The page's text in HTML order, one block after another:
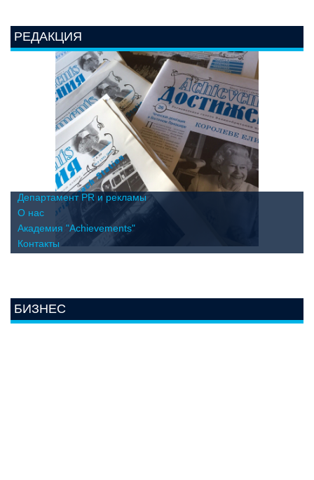
РЕДАКЦИЯ
Департамент PR и рекламы
О нас
Академия "Achievements"
Контакты
БИЗНЕС